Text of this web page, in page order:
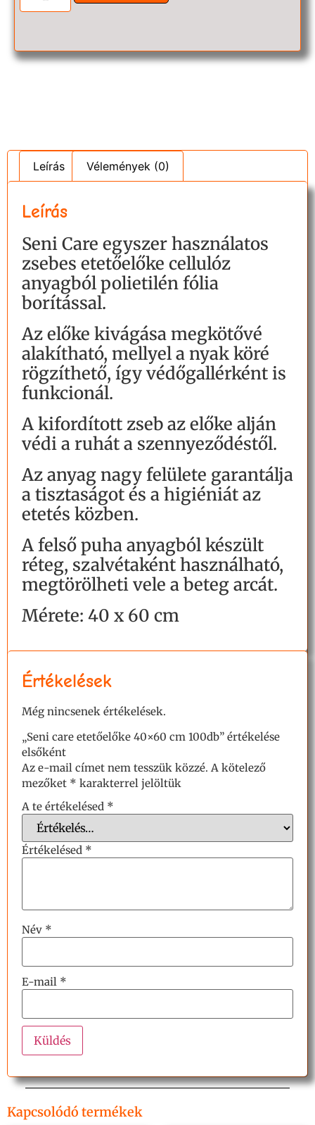
Leírás Vélemények (0)
Leírás
Seni Care egyszer használatos
zsebes etetőelőke cellulóz
anyagból polietilén fólia
borítással.
Az előke kivágása megkötővé
alakítható, mellyel a nyak köré
rögzíthető, így védőgallérként is
funkcionál.
A kifordított zseb az előke alján
védi a ruhát a szennyeződéstől.
Az anyag nagy felülete garantálja
a tisztaságot és a higiéniát az
etetés közben.
A felső puha anyagból készült
réteg, szalvétaként használható,
megtörölheti vele a beteg arcát.
Mérete: 40 x 60 cm
Értékelések
Még nincsenek értékelések.
„Seni care etetőelőke 40×60 cm 100db” értékelése
elsőként
Az e-mail címet nem tesszük közzé. A kötelező
mezőket * karakterrel jelöltük
A te értékelésed *
Értékelésed *
Név *
E-mail *
Kapcsolódó termékek